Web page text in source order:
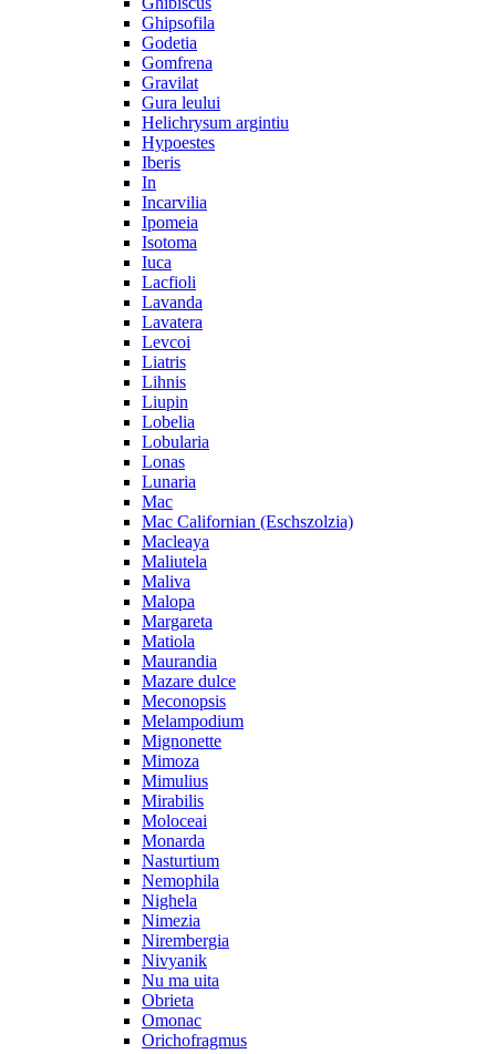
Ghipsofila
Godetia
Gomfrena
Gravilat
Gura leului
Helichrysum argintiu
Hypoestes
Iberis
In
Incarvilia
Ipomeia
Isotoma
Iuca
Lacfioli
Lavanda
Lavatera
Levcoi
Liatris
Lihnis
Liupin
Lobelia
Lobularia
Lonas
Lunaria
Mac
Mac Californian (Eschszolzia)
Macleaya
Maliutela
Maliva
Malopa
Margareta
Matiola
Maurandia
Mazare dulce
Meconopsis
Melampodium
Mignonette
Mimoza
Mimulius
Mirabilis
Moloceai
Monarda
Nasturtium
Nemophila
Nighela
Nimezia
Nirembergia
Nivyanik
Nu ma uita
Obrieta
Omonac
Orichofragmus